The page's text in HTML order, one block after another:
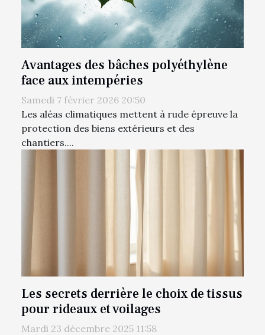
Avantages des bâches polyéthylène
face aux intempéries
Samedi 7 février 2026 20:50
Les aléas climatiques mettent à rude épreuve la
protection des biens extérieurs et des
chantiers....
Les secrets derrière le choix de tissus
pour rideaux et voilages
Mardi 23 décembre 2025 11:58